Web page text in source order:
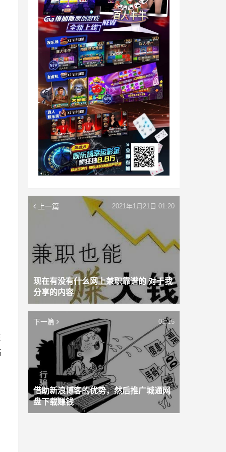
上一篇
现在有没有什么网上兼职靠谱的 对于我
分享的内容
2021年1月21日 01:20
下一篇
借助新浪博客的优势，然后推广城通网
盘下载赚钱
01:15